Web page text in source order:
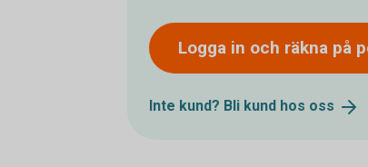
Logga in och räkna på
Inte kund? Bli kund hos oss